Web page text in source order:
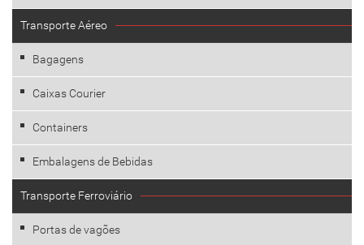
Transporte Aéreo
Bagagens
Caixas Courier
Containers
Embalagens de Bebidas
Transporte Ferroviário
Portas de vagões